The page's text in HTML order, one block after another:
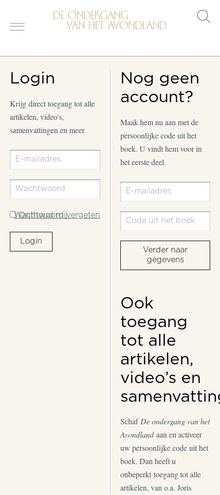
Login
Krijg direct toegang tot alle
artikelen, video’s,
samenvattingen en meer.
Wachtwoord vergeten
Onthoud mij
Login
Nog geen
account?
Maak hem nu aan met de
persoonlijke code uit het
boek. U vindt hem voor in
het eerste deel.
Verder naar
gegevens
Ook
toegang
tot alle
artikelen,
video’s en
Schaf De ondergang van het
Avondlandaan en activeer
uw persoonlijke code uit het
boek. Dan heeft u
onbeperkt toegang tot alle
artikelen, van o.a. Joris